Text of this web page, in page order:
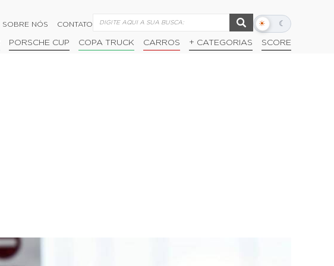
SOBRE NÓS CONTATO ☀ ☾
Alternar
escuro
PORSCHE CUP COPA TRUCK CARROS + CATEGORIAS SCORE